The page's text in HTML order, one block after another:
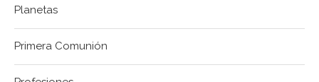
Planetas
Primera Comunión